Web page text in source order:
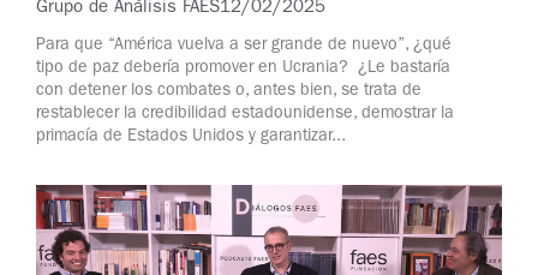
Grupo de Análisis FAES12/02/2025
Para que “América vuelva a ser grande de nuevo”, ¿qué
tipo de paz debería promover en Ucrania? ¿Le bastaría
con detener los combates o, antes bien, se trata de
restablecer la credibilidad estadounidense, demostrar la
primacía de Estados Unidos y garantizar...